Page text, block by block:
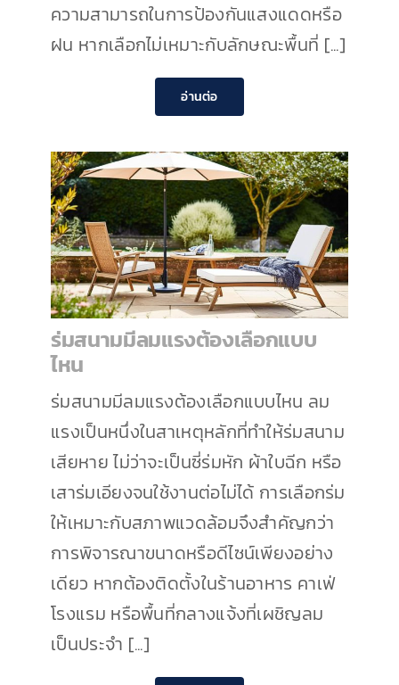
ความสามารถในการป้องกันแสงแดดหรือ
ฝน หากเลือกไม่เหมาะกับลักษณะพื้นที่ [...]
อ่านต่อ
ร่มสนามมีลมแรงต้องเลือกแบบ
ไหน
ร่มสนามมีลมแรงต้องเลือกแบบไหน ลม
แรงเป็นหนึ่งในสาเหตุหลักที่ทำให้ร่มสนาม
เสียหาย ไม่ว่าจะเป็นซี่ร่มหัก ผ้าใบฉีก หรือ
เสาร่มเอียงจนใช้งานต่อไม่ได้ การเลือกร่ม
ให้เหมาะกับสภาพแวดล้อมจึงสำคัญกว่า
การพิจารณาขนาดหรือดีไซน์เพียงอย่าง
เดียว หากต้องติดตั้งในร้านอาหาร คาเฟ่
โรงแรม หรือพื้นที่กลางแจ้งที่เผชิญลม
เป็นประจำ [...]